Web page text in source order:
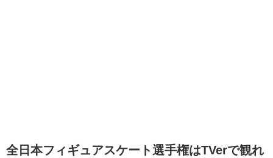
全日本フィギュアスケート選手権はTVerで観れ